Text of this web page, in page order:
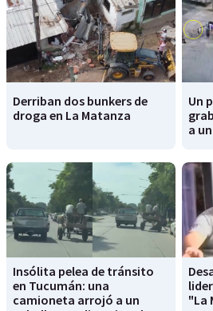
Derriban dos bunkers de
droga en La Matanza
Un
a
Insólita pelea de tránsito
en Tucumán: una
camioneta arrojó a un
"La